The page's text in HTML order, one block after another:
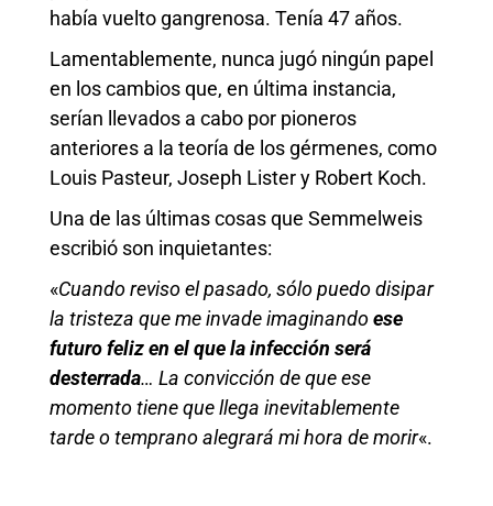
había vuelto gangrenosa. Tenía 47 años.
Lamentablemente, nunca jugó ningún papel
en los cambios que, en última instancia,
serían llevados a cabo por pioneros
anteriores a la teoría de los gérmenes, como
Louis Pasteur, Joseph Lister y Robert Koch.
Una de las últimas cosas que Semmelweis
escribió son inquietantes:
«Cuandorevisoel pasado, sólo puedo disipar
la tristeza quemeinvade imaginandoese
futuro feliz en el que la infección será
desterrada… La convicción de que ese
momentotiene que llega inevitablemente
tardeo temprano alegrará mi hora de morir«.